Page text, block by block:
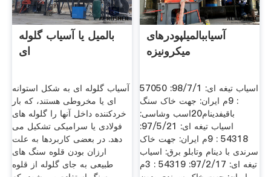
بالمیل یا آسیاب گلوله
ای
آسیاب گلوله ای به شکل استوانه
ای یا مخروطی هستند، که بار
خردکننده داخل آنها را گلوله های
فولادی یا سرامیکی تشکیل می
دهد. در بعضی کاربردها به علت
ارزان بودن قلوه سنگ های
طبیعی به جای گلوله از قلوه
آسیاببالمیلپودرهای
میکرونیزه
اسیاب تیغه ای: 98/7/1: 57050
: 9م ایران: جهت خاک سنگ
باقیفدینام20اسب وشاسی:
اسیاب تیغه ای: 97/5/21:
54318 : 9م ایران: جهت خاک
سرندی با دینام وتابلو برق: اسیاب
تیغه ای: 97/2/17: 54319 : 3م